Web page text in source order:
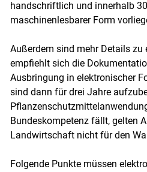
handschriftlich und innerhalb
maschinenlesbarer Form
Außerdem sind mehr Details zu
empfiehlt sich die
Ausbringung in elektronischer
sind dann für drei Jahre
Bundeskompetenz fällt, gelten
Landwirtschaft nicht für den
Folgende Punkte müssen